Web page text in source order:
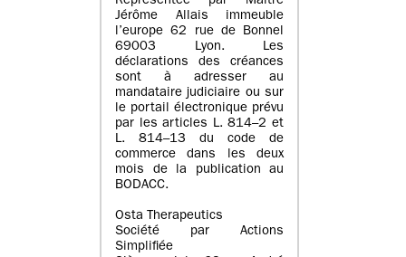
Jérôme Allais immeuble
l’europe 62 rue de Bonnel
69003 Lyon. Les
déclarations des créances
sont à adresser au
mandataire judiciaire ou sur
le portail électronique prévu
par les articles L. 814–2 et
L. 814–13 du code de
commerce dans les deux
mois de la publication au
BODACC.
Osta Therapeutics
Société par Actions
Simplifiée